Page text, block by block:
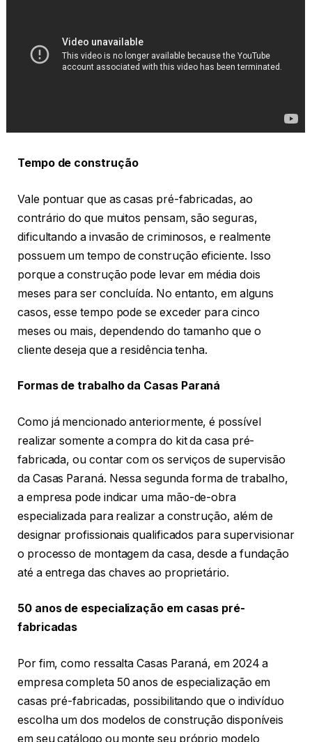
Tempo de construção
Vale pontuar que as casas pré-fabricadas, ao
contrário do que muitos pensam, são seguras,
dificultando a invasão de criminosos, e realmente
possuem um tempo de construção eficiente. Isso
porque a construção pode levar em média dois
meses para ser concluída. No entanto, em alguns
casos, esse tempo pode se exceder para cinco
meses ou mais, dependendo do tamanho que o
cliente deseja que a residência tenha.
Formas de trabalho da Casas Paraná
Como já mencionado anteriormente, é possível
realizar somente a compra do kit da casa pré-
fabricada, ou contar com os serviços de supervisão
da Casas Paraná. Nessa segunda forma de trabalho,
a empresa pode indicar uma mão-de-obra
especializada para realizar a construção, além de
designar profissionais qualificados para supervisionar
o processo de montagem da casa, desde a fundação
até a entrega das chaves ao proprietário.
50 anos de especialização em casas pré-
fabricadas
Por fim, como ressalta Casas Paraná, em 2024 a
empresa completa 50 anos de especialização em
casas pré-fabricadas, possibilitando que o indivíduo
escolha um dos modelos de construção disponíveis
em seu catálogo ou monte seu próprio modelo